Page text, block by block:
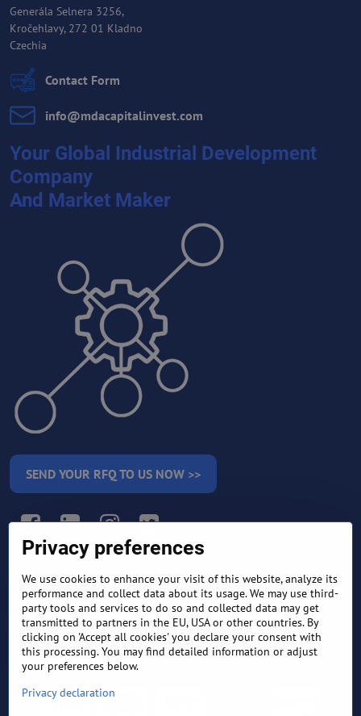
Generála Selnera 3256,
Kročehlavy, 272 01 Kladno
Czechia
Contact Form
info​@mdacapitalinvest​.com
Your Global Industrial Development
Company
And Market Maker
SEND YOUR RFQ TO US NOW >>
TERMS AND CONDITIONS
RETURN AND REFUND
POLICY
FREQUENTLY ASKED
QUESTIONS
EXPORT FINANCE & LETTER
OF CREDIT
Privacy preferences
We use cookies to enhance your visit of this website, analyze its
performance and collect data about its usage. We may use third-
party tools and services to do so and collected data may get
transmitted to partners in the EU, USA or other countries. By
clicking on 'Accept all cookies' you declare your consent with
this processing. You may find detailed information or adjust
your preferences below.
Privacy declaration